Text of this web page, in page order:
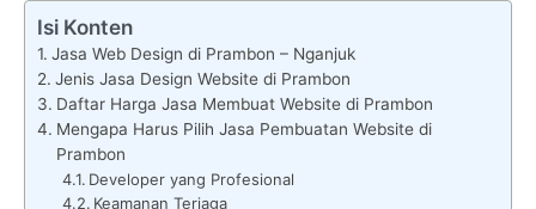
Isi Konten
Jasa Web Design di Prambon – Nganjuk
Jenis Jasa Design Website di Prambon
Daftar Harga Jasa Membuat Website di Prambon
Mengapa Harus Pilih Jasa Pembuatan Website di
Prambon
Developer yang Profesional
Keamanan Terjaga